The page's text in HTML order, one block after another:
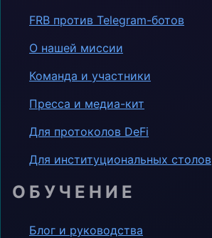
FRB против Telegram-ботов
О нашей миссии
Команда и участники
Пресса и медиа-кит
Для протоколов DeFi
Для институциональных столов
ОБУЧЕНИЕ
Блог и руководства